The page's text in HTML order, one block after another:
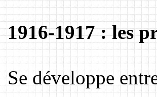
1916-1917 : les
Se développe